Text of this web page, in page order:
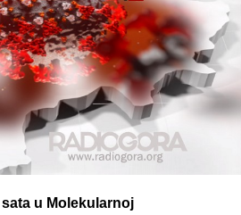
u Molekularnoj